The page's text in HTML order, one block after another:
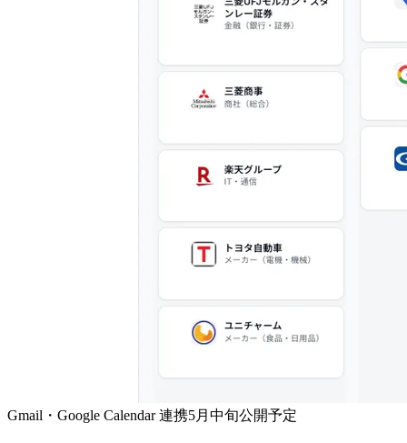
Gmail・Google Calendar 連携5月中旬公開予定